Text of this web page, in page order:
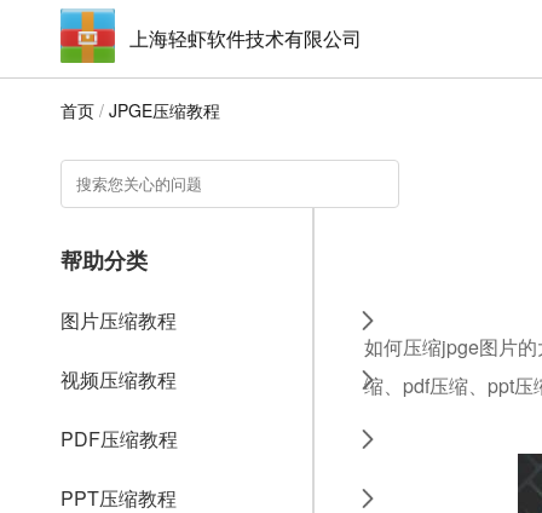
上海轻虾软件技术有限公司
首页 / JPGE压缩教程
帮助分类
图片压缩教程
视频压缩教程
PDF压缩教程
PPT压缩教程
如何压缩jpge图片
缩、pdf压缩、ppt